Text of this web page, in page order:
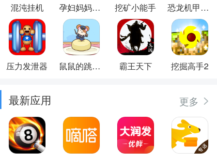
混沌挂机 孕妇妈妈日记 挖矿小能手 恐龙机甲射手
压力发泄器 鼠鼠的跳跃冒险 霸王天下 挖掘高手2
最新应用 更多